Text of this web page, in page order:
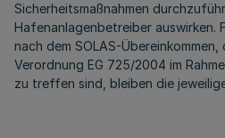
Sicherheitsmaßnahmen
Hafenanlagenbetreiber auswirken.
nach dem SOLAS-
Verordnung EG 725/2004 im
zu treffen sind, bleiben die